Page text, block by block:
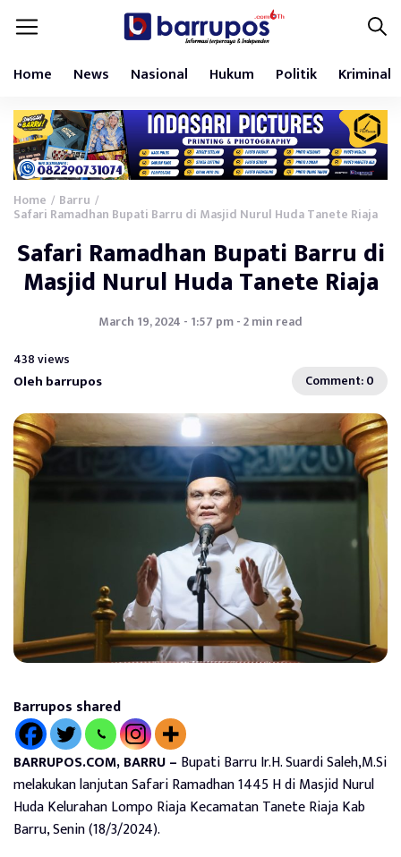
Home News Nasional Hukum Politik Kriminal
Home / Barru /
Safari Ramadhan Bupati Barru di Masjid Nurul Huda Tanete Riaja
Safari Ramadhan Bupati Barru di
Masjid Nurul Huda Tanete Riaja
March 19, 2024 - 1:57 pm - 2 min read
438 views
Oleh barrupos Comment: 0
Barrupos shared
BARRUPOS.COM, BARRU – Bupati Barru Ir.H. Suardi Saleh,M.Si
melakukan lanjutan Safari Ramadhan 1445 H di Masjid Nurul
Huda Kelurahan Lompo Riaja Kecamatan Tanete Riaja Kab
Barru, Senin (18/3/2024).